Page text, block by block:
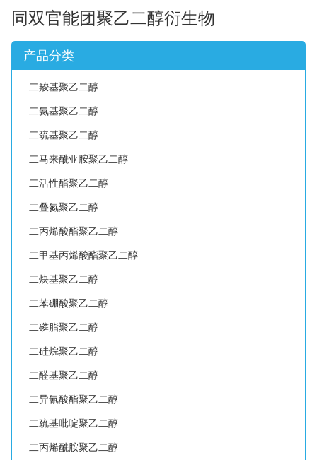
同双官能团聚乙二醇衍生物
产品分类
二羧基聚乙二醇
二氨基聚乙二醇
二巯基聚乙二醇
二马来酰亚胺聚乙二醇
二活性酯聚乙二醇
二叠氮聚乙二醇
二丙烯酸酯聚乙二醇
二甲基丙烯酸酯聚乙二醇
二炔基聚乙二醇
二苯硼酸聚乙二醇
二磷脂聚乙二醇
二硅烷聚乙二醇
二醛基聚乙二醇
二异氰酸酯聚乙二醇
二巯基吡啶聚乙二醇
二丙烯酰胺聚乙二醇